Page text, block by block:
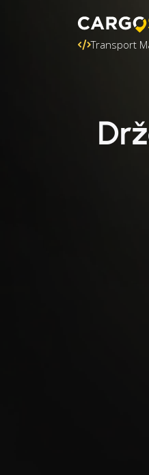
Transport